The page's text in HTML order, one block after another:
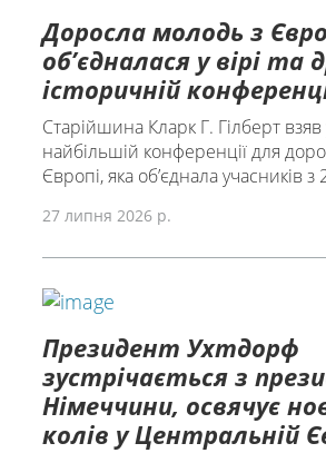
Доросла молодь з
об’єдналася у вірі та
історичній
Старійшина Кларк Г. Гілберт взяв
найбільшій конференції для
Європі, яка обʼєднала учасників з
27 липня 2026 р.
Президент Ухтдорф
зустрічається з
Німеччини, освячує
колів у Центральній